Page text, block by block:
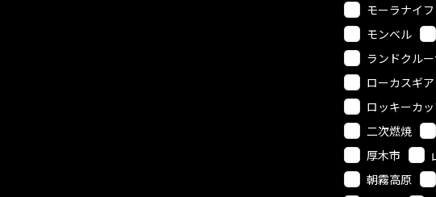
モーラナイフ
モンベル
ランドクル
ローカスギア
ロッキーカ
二次燃焼
厚木市
朝霧高原